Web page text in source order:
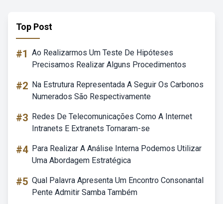
Top Post
#1 Ao Realizarmos Um Teste De Hipóteses
Precisamos Realizar Alguns Procedimentos
#2 Na Estrutura Representada A Seguir Os Carbonos
Numerados São Respectivamente
#3 Redes De Telecomunicações Como A Internet
Intranets E Extranets Tornaram-se
#4 Para Realizar A Análise Interna Podemos Utilizar
Uma Abordagem Estratégica
#5 Qual Palavra Apresenta Um Encontro Consonantal
Pente Admitir Samba Também